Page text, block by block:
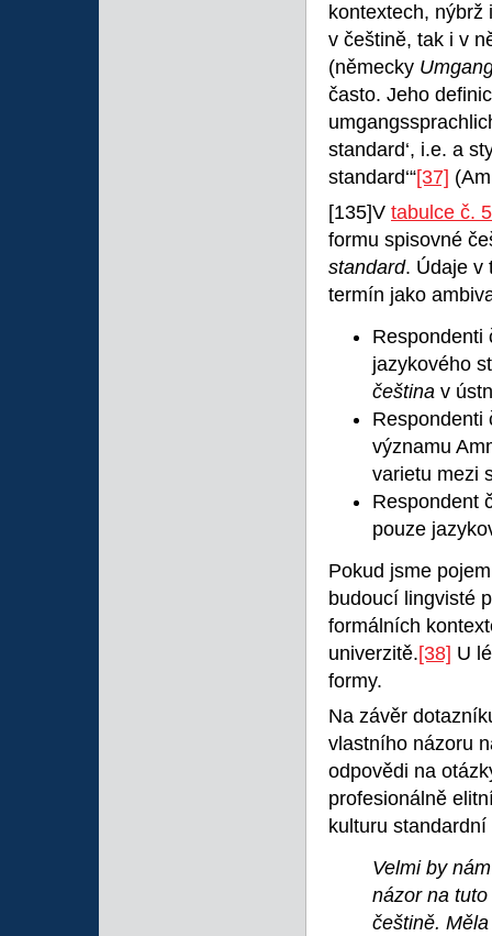
kontextech,
v češtině, tak i v
(německy
často. Jeho
standard‘, i.e. a
standard‘“[37]
[135]V tabulce č. 5
formu spisovné
standard. Údaje v
termín jako
Respondenti
jazykového
čeština v
Respondenti
významu
varietu mezi
Respondent
pouze
Pokud jsme
budoucí lingvisté
formálních
univerzitě.[38] U
formy.
Na závěr
vlastního názoru
odpovědi na
profesionálně
kulturu standardní
Velmi by
názor na
češtině.